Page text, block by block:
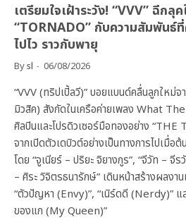
เตรียมใจเฝ้าระวัง! “VVV” ฉีกลุ
“TORNADO” กับความสัมพันธ์ที่
ไปไว ราวกับพายุ
Bysl 06/08/2026
“VVV (ทริปเปิ้ลวี)” บอยแบนด์คลื่นลูกใหม่
มิวสิค) สังกัดในเครือค่ายเพลง What
ศิลปินและโปรดิวเซอร์มือทองอย่าง “THE
จากเปิดตัวเดบิวต์อย่างเป็นทางการไปเมื่อ
โดย “จูเนียร์ – ปริยะ จิยางกูร”, “จีวัท – จี
– ศิระ วิจิตรธนารักษ์” เดินหน้าสร้างผลงา
“ตัวปัญหา (Envy)”, “เนิร์ดดี (Nerdy)” แล
ของแก (My Queen)”